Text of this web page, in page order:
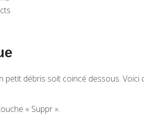
débris soit coincé dessous. Voici
« Suppr ».